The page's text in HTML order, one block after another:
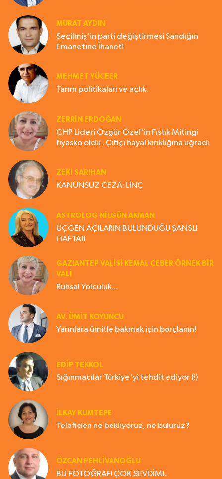
MURAT AYDIN
Seçilmiş'in parti değiştirmesi Sandığın
Emanetine İhanet!
MEHMET YÜCEER
Tarım politikaları ve açlık.
ZERRIN ERDOĞAN
CHP Lideri Özgür Özel'in Fıstık Mitingi
fiyasko oldu . Çiftçi hayal kırıklığına uğradı
ZEKI SARIHAN
KANUNSUZ CEZA: LİNÇ
ASTROLOG NILGÜN AKMAN
ÜÇGEN AÇILARIN BULUNDUĞU ŞANSLI
HAFTA!!
GAZIANTEP VALISI KEMAL ÇEBER ÖRNEK BİR
VALİ
Ruhsal Yolculuk...
AV. ÜMIT KOYUNCU
Yarınlara ümitle bakmak için borçlanın!
EDIP TEKKOL
Sığınmacılar Türkiye'yi tehdit ediyor (!)
İLKAY KUMTEPE
Telafiden ne bekliyoruz, ne buluruz?
ÖZCAN PEHLİVANOĞLU
BU FOTOĞRAFI ÇOK SEVDİM!..